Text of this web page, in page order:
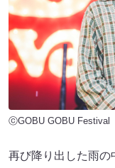
ⓒGOBU GOBU Festival
再び降り出した雨の